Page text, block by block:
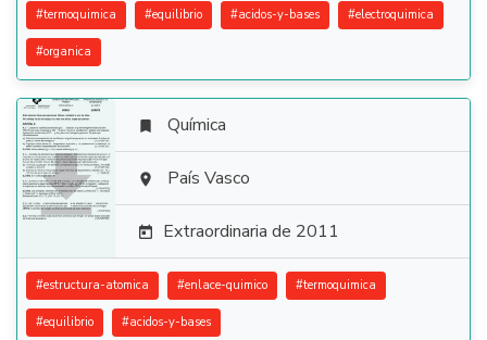
#termoquimica #equilibrio #acidos-y-bases #electroquimica
#organica

 Química
 País Vasco
 Extraordinaria de 2011
#estructura-atomica #enlace-quimico #termoquimica
#equilibrio #acidos-y-bases